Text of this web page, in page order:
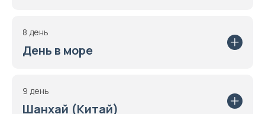
8 день
День в море
9 день
Шанхай (Китай)